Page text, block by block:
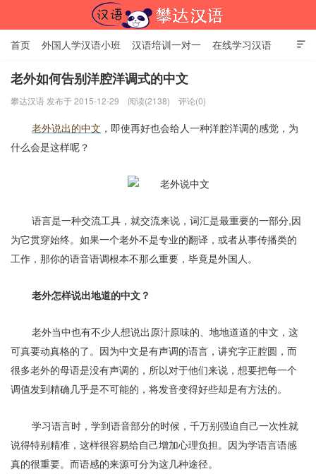

首页 外国人学汉语小班 汉语培训一对一 在线学习汉语
中国文化体验课 HSK考试时间 对外汉语老师
关于我们 加入【攀达汉语】
老外如何告别洋腔洋调式的中文
攀达汉语 发布于 2015-12-29 阅读(2138) 评论(0)
老外说出的中文 ，即使再好也会给人一种洋腔洋调的感觉，为
什么会是这样呢？
语言是一种交流工具，就交流来说，词汇是最重要的一部分,因
为它贯穿始终。如果一个老外不是专业的翻译，或者从事传播类的
工作，那你的语音语调根本不那么重要，毕竟是外国人。
老外怎样说出地道的中文？
老外当中也有不少人想说出原汁原味的、地地道道的中文，这
可真要动真格的了。因为中文是有声调的语言，讲究字正腔圆，而
很多老外的母语是没有声调的，所以对于他们来说，想要把每一个
调值发到精确几乎是不可能的，将发音变得好些却是有方法的。
学习语言时，学到语音部分的时候，千万别强迫自己一次性就
说得特别精准，这样很容易给自己增加心理负担。因为学语言语感
真的很重要。而语感的来源可分为这几种途径。